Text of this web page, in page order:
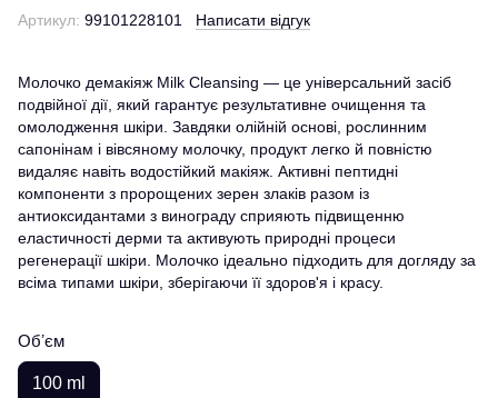
Артикул: 99101228101 Написати відгук
Молочко демакіяж Milk Cleansing — це універсальний засіб
подвійної дії, який гарантує результативне очищення та
омолодження шкіри. Завдяки олійній основі, рослинним
сапонінам і вівсяному молочку, продукт легко й повністю
видаляє навіть водостійкий макіяж. Активні пептидні
компоненти з пророщених зерен злаків разом із
антиоксидантами з винограду сприяють підвищенню
еластичності дерми та активують природні процеси
регенерації шкіри. Молочко ідеально підходить для догляду за
всіма типами шкіри, зберігаючи її здоров'я і красу.
Обʼєм
100 ml